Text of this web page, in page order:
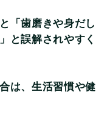
「歯磨きや身だし
と誤解されやすく
は、生活習慣や健